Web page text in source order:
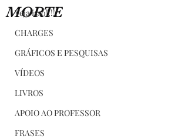
Veja isso!!!!!
CHARGES
GRÁFICOS E PESQUISAS
VÍDEOS
LIVROS
APOIO AO PROFESSOR
FRASES
MORTE